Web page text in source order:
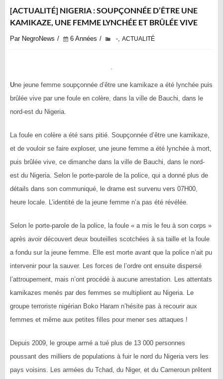
[ACTUALITÉ] NIGERIA : SOUPÇONNÉE D’ÊTRE UNE
KAMIKAZE, UNE FEMME LYNCHÉE ET BRÛLÉE VIVE
Par NegroNews 6 Années -, ACTUALITÉ
Une jeune femme soupçonnée d’être une kamikaze a été lynchée puis
brûlée vive par une foule en colère, dans la ville de Bauchi, dans le
nord-est du Nigeria.
La foule en colère a été sans pitié. Soupçonnée d’être une kamikaze,
et de vouloir se faire exploser, une jeune femme a été lynchée à mort,
puis brûlée vive, ce dimanche dans la ville de Bauchi, dans le nord-
est du Nigeria. Selon le porte-parole de la police, qui a donné plus de
détails dans son communiqué, le drame est survenu vers 07H00,
heure locale. L’identité de la jeune femme n’a pas été révélée.
Selon le porte-parole de la police, la foule « a mis le feu à son corps »
après avoir découvert deux bouteilles scotchées à sa taille et la foule
a fondu sur la jeune femme. Elle est morte avant que la police n’ait pu
intervenir pour la sauver. Les forces de l’ordre ont ensuite dispersé
l’attroupement, mais n’ont procédé à aucune arrestation. Les attentats
kamikazes menés par des femmes se multiplient au Nigeria. Le
groupe terroriste nigérian Boko Haram n’hésite pas à recourir aux
femmes et même aux petites filles pour mener ses attaques !
Depuis 2009, le groupe armé a tué plus de 13 000 personnes
poussant des milliers de populations à fuir le nord du Nigeria vers les
pays voisins. Les armées du Tchad, du Niger, et du Cameroun prêtent